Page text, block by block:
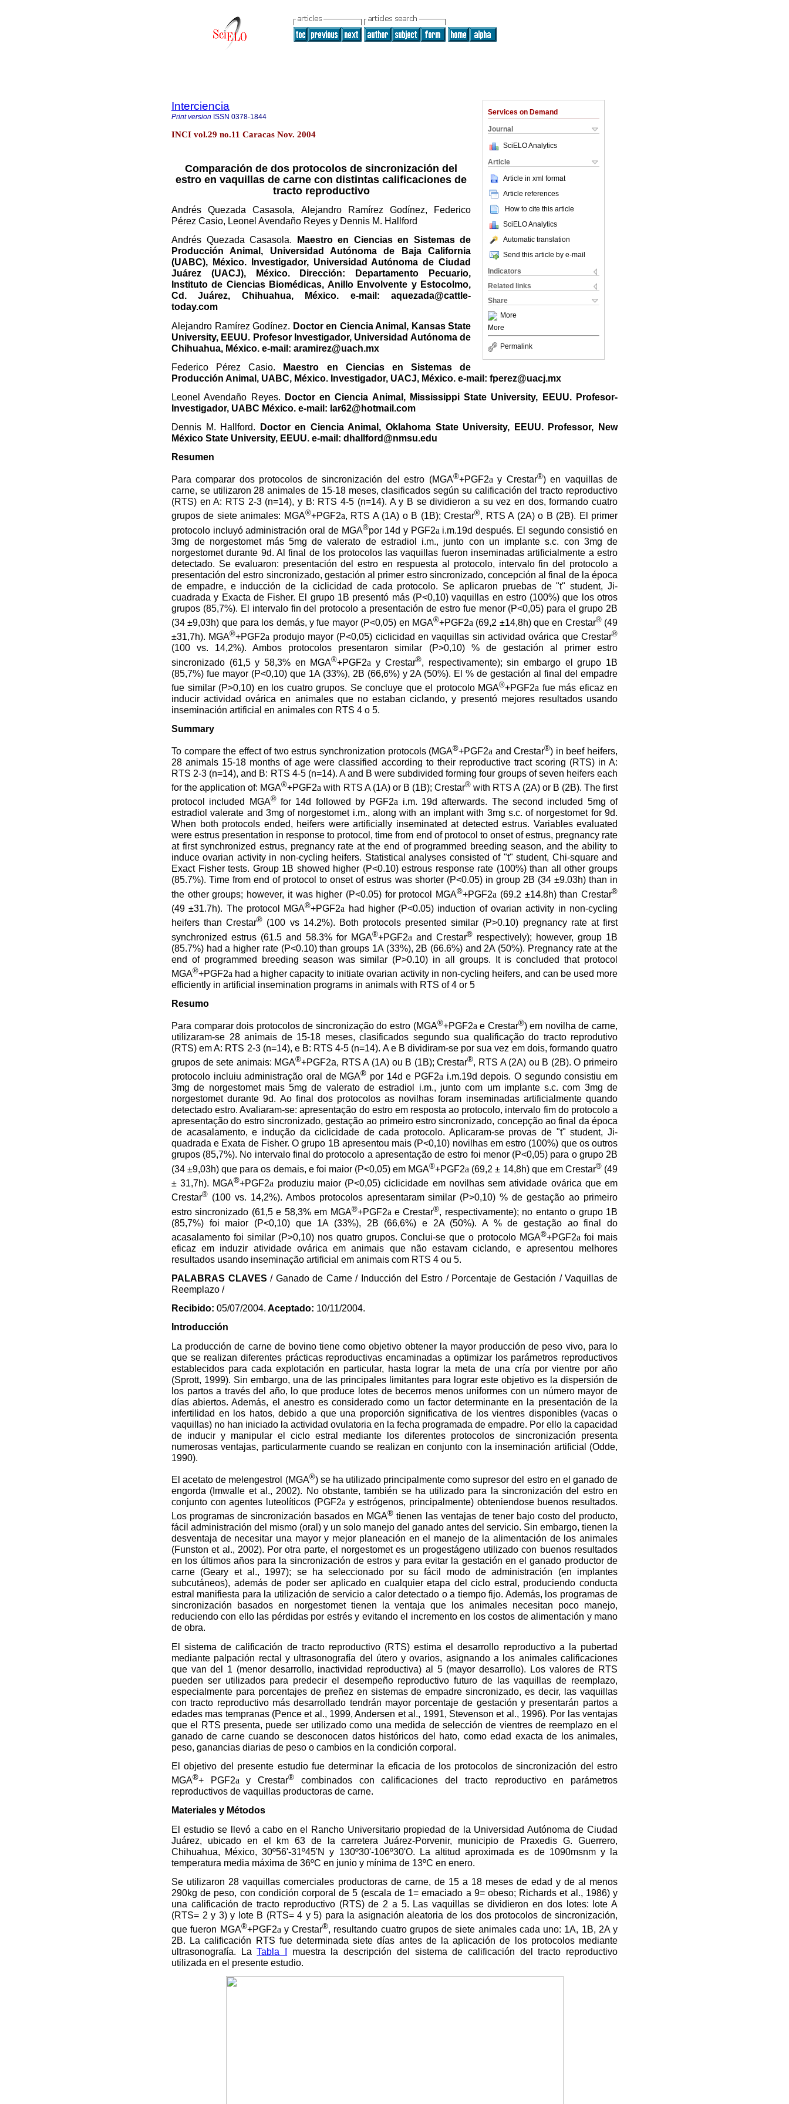
Services on Demand
Journal
SciELO Analytics
Article
Article in xml format
Article references
How to cite this article
SciELO Analytics
Automatic translation
Send this article by e-mail
Indicators
Related links
Share
More
More
Permalink
Interciencia
Print version ISSN 0378-1844
INCI vol.29 no.11 Caracas Nov. 2004
Comparación de dos protocolos de sincronización del
estro en vaquillas de carne con distintas calificaciones de
tracto reproductivo
Andrés Quezada Casasola, Alejandro Ramírez Godínez, Federico
Pérez Casio, Leonel Avendaño Reyes y Dennis M. Hallford
Andrés Quezada Casasola.
Maestro en Ciencias en Sistemas de
Producción Animal, Universidad Autónoma de Baja California
(UABC), México. Investigador, Universidad Autónoma de Ciudad
Juárez (UACJ), México. Dirección: Departamento Pecuario,
Instituto de Ciencias Biomédicas, Anillo Envolvente y Estocolmo,
Cd. Juárez, Chihuahua, México. e-mail: aquezada@cattle-
today.com
Alejandro Ramírez Godínez. Doctor en Ciencia Animal, Kansas State
University, EEUU. Profesor Investigador, Universidad Autónoma de
Chihuahua, México. e-mail: aramirez@uach.mx
Federico Pérez Casio.
Maestro en Ciencias en Sistemas de
Producción Animal, UABC, México. Investigador, UACJ, México. e-mail: fperez@uacj.mx
Leonel Avendaño Reyes.
Doctor en Ciencia Animal, Mississippi State University, EEUU. Profesor-
Investigador, UABC México. e-mail: lar62@hotmail.com
Dennis M. Hallford.
Doctor en Ciencia Animal, Oklahoma State University, EEUU. Professor, New
México State University, EEUU. e-mail: dhallford@nmsu.edu
Resumen
Para comparar dos protocolos de sincronización del estro (MGA®+PGF2a y Crestar®) en vaquillas de
carne, se utilizaron 28 animales de 15-18 meses, clasificados según su calificación del tracto reproductivo
(RTS) en A: RTS 2-3 (n=14), y B: RTS 4-5 (n=14). A y B se dividieron a su vez en dos, formando cuatro
grupos de siete animales: MGA®+PGF2a, RTS A (1A) o B (1B); Crestar®, RTS A (2A) o B (2B). El primer
protocolo incluyó administración oral de MGA®por 14d y PGF2a i.m.19d después. El segundo consistió en
3mg de norgestomet más 5mg de valerato de estradiol i.m., junto con un implante s.c. con 3mg de
norgestomet durante 9d. Al final de los protocolos las vaquillas fueron inseminadas artificialmente a estro
detectado. Se evaluaron: presentación del estro en respuesta al protocolo, intervalo fin del protocolo a
presentación del estro sincronizado, gestación al primer estro sincronizado, concepción al final de la época
de empadre, e inducción de la ciclicidad de cada protocolo. Se aplicaron pruebas de "t" student, Ji-
cuadrada y Exacta de Fisher. El grupo 1B presentó más (P<0,10) vaquillas en estro (100%) que los otros
grupos (85,7%). El intervalo fin del protocolo a presentación de estro fue menor (P<0,05) para el grupo 2B
(34 ±9,03h) que para los demás, y fue mayor (P<0,05) en MGA®+PGF2a (69,2 ±14,8h) que en Crestar®(49
±31,7h). MGA®+PGF2a produjo mayor (P<0,05) ciclicidad en vaquillas sin actividad ovárica que Crestar®
(100 vs. 14,2%). Ambos protocolos presentaron similar (P>0,10) % de gestación al primer estro
sincronizado (61,5 y 58,3% en MGA®+PGF2a y Crestar®, respectivamente); sin embargo el grupo 1B
(85,7%) fue mayor (P<0,10) que 1A (33%), 2B (66,6%) y 2A (50%). El % de gestación al final del empadre
fue similar (P>0,10) en los cuatro grupos. Se concluye que el protocolo MGA®+PGF2a fue más eficaz en
inducir actividad ovárica en animales que no estaban ciclando, y presentó mejores resultados usando
inseminación artificial en animales con RTS 4 o 5.
Summary
To compare the effect of two estrus synchronization protocols (MGA®+PGF2a and Crestar®) in beef heifers,
28 animals 15-18 months of age were classified according to their reproductive tract scoring (RTS) in A:
RTS 2-3 (n=14), and B: RTS 4-5 (n=14). A and B were subdivided forming four groups of seven heifers each
for the application of: MGA®+PGF2a with RTS A (1A) or B (1B); Crestar® with RTS A (2A) or B (2B). The first
protocol included MGA®for 14d followed by PGF2a i.m. 19d afterwards. The second included 5mg of
estradiol valerate and 3mg of norgestomet i.m., along with an implant with 3mg s.c. of norgestomet for 9d.
When both protocols ended, heifers were artificially inseminated at detected estrus. Variables evaluated
were estrus presentation in response to protocol, time from end of protocol to onset of estrus, pregnancy rate
at first synchronized estrus, pregnancy rate at the end of programmed breeding season, and the ability to
induce ovarian activity in non-cycling heifers. Statistical analyses consisted of "t" student, Chi-square and
Exact Fisher tests. Group 1B showed higher (P<0.10) estrous response rate (100%) than all other groups
(85.7%). Time from end of protocol to onset of estrus was shorter (P<0.05) in group 2B (34 ±9.03h) than in
the other groups; however, it was higher (P<0.05) for protocol MGA®+PGF2a (69.2 ±14.8h) than Crestar®
(49 ±31.7h). The protocol MGA®+PGF2a had higher (P<0.05) induction of ovarian activity in non-cycling
heifers than Crestar® (100 vs 14.2%). Both protocols presented similar (P>0.10) pregnancy rate at first
synchronized estrus (61.5 and 58.3% for MGA®+PGF2a and Crestar® respectively); however, group 1B
(85.7%) had a higher rate (P<0.10) than groups 1A (33%), 2B (66.6%) and 2A (50%). Pregnancy rate at the
end of programmed breeding season was similar (P>0.10) in all groups. It is concluded that protocol
MGA®+PGF2a had a higher capacity to initiate ovarian activity in non-cycling heifers, and can be used more
efficiently in artificial insemination programs in animals with RTS of 4 or 5
Resumo
Para comparar dois protocolos de sincronização do estro (MGA®+PGF2a e Crestar®) em novilha de carne,
utilizaram-se 28 animais de 15-18 meses, clasificados segundo sua qualificação do tracto reprodutivo
(RTS) em A: RTS 2-3 (n=14), e B: RTS 4-5 (n=14). A e B dividiram-se por sua vez em dois, formando quatro
grupos de sete animais: MGA®+PGF2a, RTS A (1A) ou B (1B); Crestar®, RTS A (2A) ou B (2B). O primeiro
protocolo incluiu administração oral de MGA® por 14d e PGF2a i.m.19d depois. O segundo consistiu em
3mg de norgestomet mais 5mg de valerato de estradiol i.m., junto com um implante s.c. com 3mg de
norgestomet durante 9d. Ao final dos protocolos as novilhas foram inseminadas artificialmente quando
detectado estro. Avaliaram-se: apresentação do estro em resposta ao protocolo, intervalo fim do protocolo a
apresentação do estro sincronizado, gestação ao primeiro estro sincronizado, concepção ao final da época
de acasalamento, e indução da ciclicidade de cada protocolo. Aplicaram-se provas de "t" student, Ji-
quadrada e Exata de Fisher. O grupo 1B apresentou mais (P<0,10) novilhas em estro (100%) que os outros
grupos (85,7%). No intervalo final do protocolo a apresentação de estro foi menor (P<0,05) para o grupo 2B
(34 ±9,03h) que para os demais, e foi maior (P<0,05) em MGA®+PGF2a (69,2 ± 14,8h) que em Crestar®(49
± 31,7h). MGA®+PGF2a produziu maior (P<0,05) ciclicidade em novilhas sem atividade ovárica que em
Crestar® (100 vs. 14,2%). Ambos protocolos apresentaram similar (P>0,10) % de gestação ao primeiro
estro sincronizado (61,5 e 58,3% em MGA®+PGF2a e Crestar®, respectivamente); no entanto o grupo 1B
(85,7%) foi maior (P<0,10) que 1A (33%), 2B (66,6%) e 2A (50%). A % de gestação ao final do
acasalamento foi similar (P>0,10) nos quatro grupos. Conclui-se que o protocolo MGA®+PGF2a foi mais
eficaz em induzir atividade ovárica em animais que não estavam ciclando, e apresentou melhores
resultados usando inseminação artificial em animais com RTS 4 ou 5.
PALABRAS CLAVES/ Ganado de Carne / Inducción del Estro / Porcentaje de Gestación / Vaquillas de
Reemplazo /
Recibido: 05/07/2004. Aceptado: 10/11/2004.
Introducción
La producción de carne de bovino tiene como objetivo obtener la mayor producción de peso vivo, para lo
que se realizan diferentes prácticas reproductivas encaminadas a optimizar los parámetros reproductivos
establecidos para cada explotación en particular, hasta lograr la meta de una cría por vientre por año
(Sprott, 1999). Sin embargo, una de las principales limitantes para lograr este objetivo es la dispersión de
los partos a través del año, lo que produce lotes de becerros menos uniformes con un número mayor de
días abiertos. Además, el anestro es considerado como un factor determinante en la presentación de la
infertilidad en los hatos, debido a que una proporción significativa de los vientres disponibles (vacas o
vaquillas) no han iniciado la actividad ovulatoria en la fecha programada de empadre. Por ello la capacidad
de inducir y manipular el ciclo estral mediante los diferentes protocolos de sincronización presenta
numerosas ventajas, particularmente cuando se realizan en conjunto con la inseminación artificial (Odde,
1990).
El acetato de melengestrol (MGA®) se ha utilizado principalmente como supresor del estro en el ganado de
engorda (Imwalle et al., 2002). No obstante, también se ha utilizado para la sincronización del estro en
conjunto con agentes luteolíticos (PGF2a y estrógenos, principalmente) obteniendose buenos resultados.
Los programas de sincronización basados en MGA® tienen las ventajas de tener bajo costo del producto,
fácil administración del mismo (oral) y un solo manejo del ganado antes del servicio. Sin embargo, tienen la
desventaja de necesitar una mayor y mejor planeación en el manejo de la alimentación de los animales
(Funston et al., 2002). Por otra parte, el norgestomet es un progestágeno utilizado con buenos resultados
en los últimos años para la sincronización de estros y para evitar la gestación en el ganado productor de
carne (Geary et al., 1997); se ha seleccionado por su fácil modo de administración (en implantes
subcutáneos), además de poder ser aplicado en cualquier etapa del ciclo estral, produciendo conducta
estral manifiesta para la utilización de servicio a calor detectado o a tiempo fijo. Además, los programas de
sincronización basados en norgestomet tienen la ventaja que los animales necesitan poco manejo,
reduciendo con ello las pérdidas por estrés y evitando el incremento en los costos de alimentación y mano
de obra.
El sistema de calificación de tracto reproductivo (RTS) estima el desarrollo reproductivo a la pubertad
mediante palpación rectal y ultrasonografía del útero y ovarios, asignando a los animales calificaciones
que van del 1 (menor desarrollo, inactividad reproductiva) al 5 (mayor desarrollo). Los valores de RTS
pueden ser utilizados para predecir el desempeño reproductivo futuro de las vaquillas de reemplazo,
especialmente para porcentajes de preñez en sistemas de empadre sincronizado, es decir, las vaquillas
con tracto reproductivo más desarrollado tendrán mayor porcentaje de gestación y presentarán partos a
edades mas tempranas (Pence et al., 1999, Andersen et al., 1991, Stevenson et al., 1996). Por las ventajas
que el RTS presenta, puede ser utilizado como una medida de selección de vientres de reemplazo en el
ganado de carne cuando se desconocen datos históricos del hato, como edad exacta de los animales,
peso, ganancias diarias de peso o cambios en la condición corporal.
El objetivo del presente estudio fue determinar la eficacia de los protocolos de sincronización del estro
MGA®+ PGF2a y Crestar® combinados con calificaciones del tracto reproductivo en parámetros
reproductivos de vaquillas productoras de carne.
Materiales y Métodos
El estudio se llevó a cabo en el Rancho Universitario propiedad de la Universidad Autónoma de Ciudad
Juárez, ubicado en el km 63 de la carretera Juárez-Porvenir, municipio de Praxedis G. Guerrero,
Chihuahua, México, 30º56'-31º45'N y 130º30'-106º30'O. La altitud aproximada es de 1090msnm y la
temperatura media máxima de 36ºC en junio y mínima de 13ºC en enero.
Se utilizaron 28 vaquillas comerciales productoras de carne, de 15 a 18 meses de edad y de al menos
290kg de peso, con condición corporal de 5 (escala de 1= emaciado a 9= obeso; Richards et al., 1986) y
una calificación de tracto reproductivo (RTS) de 2 a 5. Las vaquillas se dividieron en dos lotes: lote A
(RTS= 2 y 3) y lote B (RTS= 4 y 5) para la asignación aleatoria de los dos protocolos de sincronización,
que fueron MGA®+PGF2a y Crestar®, resultando cuatro grupos de siete animales cada uno: 1A, 1B, 2A y
2B. La calificación RTS fue determinada siete días antes de la aplicación de los protocolos mediante
ultrasonografía. LaTabla I
muestra la descripción del sistema de calificación del tracto reproductivo
utilizada en el presente estudio.